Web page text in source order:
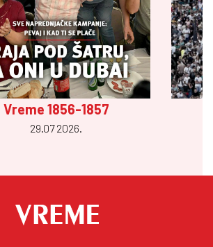
Vreme 1856-1857
29.07 2026.